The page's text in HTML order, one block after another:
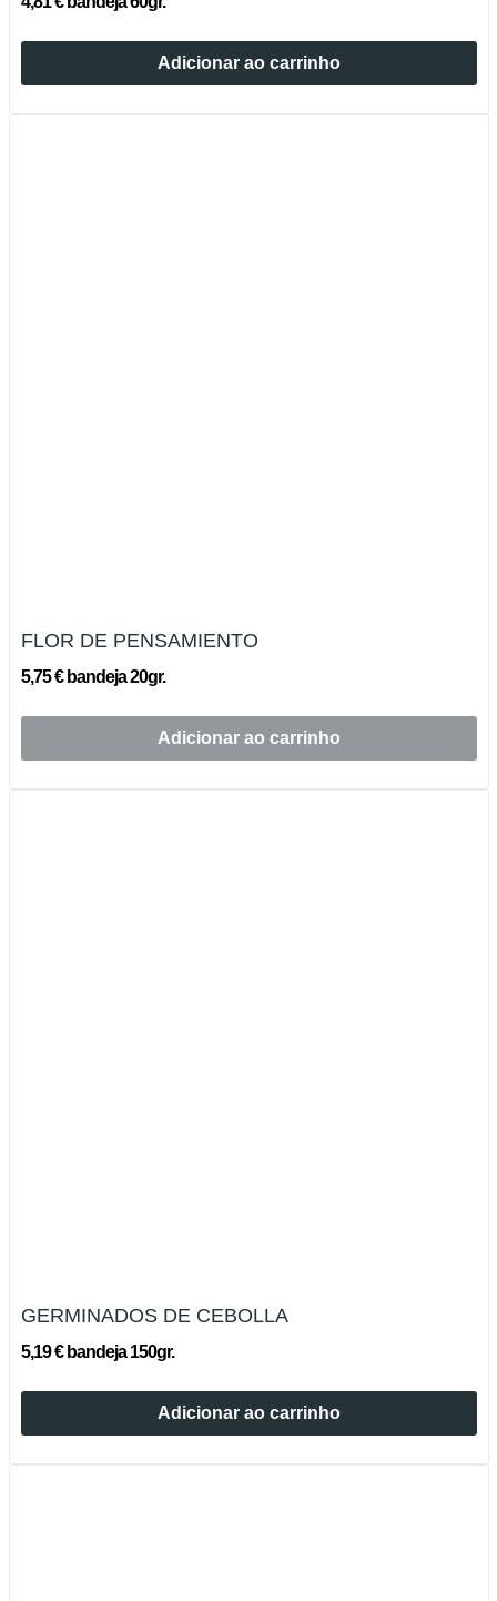
Adicionar ao carrinho
FLOR DE PENSAMIENTO
5,75 € bandeja 20gr.
Adicionar ao carrinho
GERMINADOS DE CEBOLLA
5,19 € bandeja 150gr.
Adicionar ao carrinho